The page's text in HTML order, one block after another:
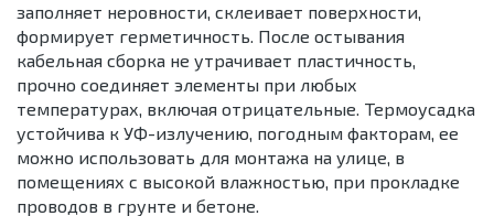
заполняет неровности, склеивает поверхности,
формирует герметичность. После остывания
кабельная сборка не утрачивает пластичность,
прочно соединяет элементы при любых
температурах, включая отрицательные. Термоусадка
устойчива к УФ-излучению, погодным факторам, ее
можно использовать для монтажа на улице, в
помещениях с высокой влажностью, при прокладке
проводов в грунте и бетоне.